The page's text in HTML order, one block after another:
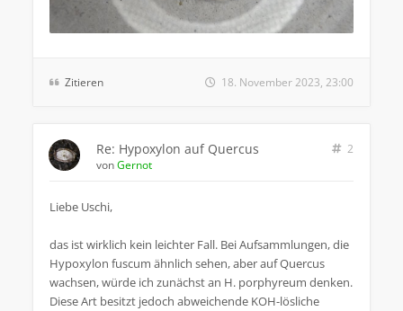
Zitieren 18. November 2023, 23:00
Re: Hypoxylon auf Quercus
2
vonGernot
Liebe Uschi,
das ist wirklich kein leichter Fall. Bei Aufsammlungen, die
Hypoxylon fuscum ähnlich sehen, aber auf Quercus
wachsen, würde ich zunächst an H. porphyreum denken.
Diese Art besitzt jedoch abweichende KOH-lösliche